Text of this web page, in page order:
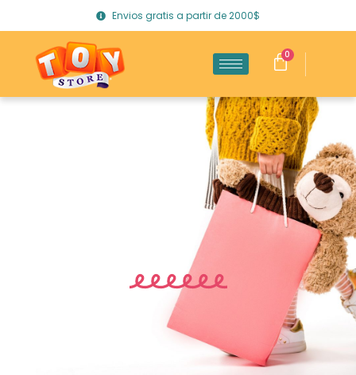
Envios gratis a partir de 2000$
0